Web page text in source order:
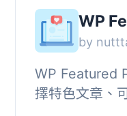
WP
by
WP Featured
擇特色文章、